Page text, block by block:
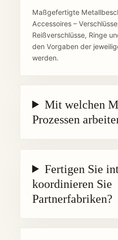
Maßgefertigte
Accessoires –
Reißverschlüsse, Ringe
den Vorgaben der
werden.
Mit welchen
Prozessen
Fertigen Sie
koordinieren Sie
Partnerfabriken?